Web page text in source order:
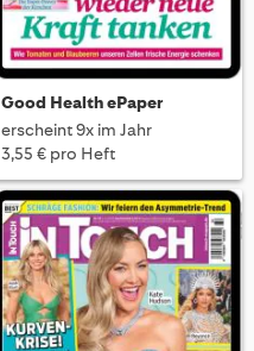
Good Health ePaper
erscheint 9x im Jahr
3,55 € pro Heft